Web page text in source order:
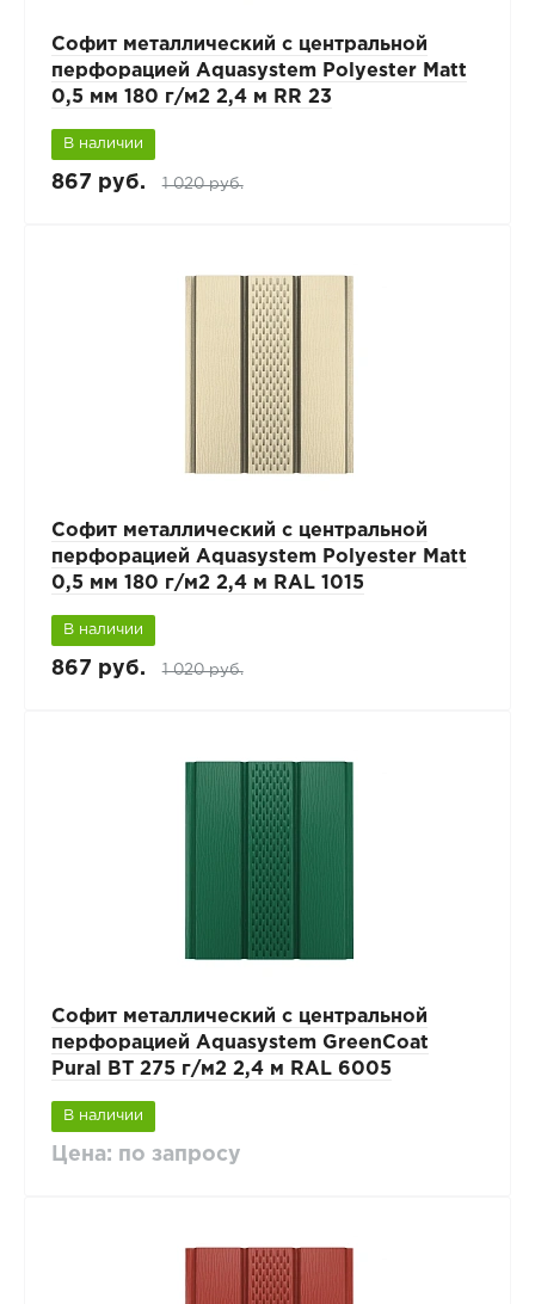
Софит металлический с центральной
перфорацией Aquasystem Polyester Matt
0,5 мм 180 г/м2 2,4 м RR 23
В наличии
867 руб. 1 020 руб.
Софит металлический с центральной
перфорацией Aquasystem Polyester Matt
0,5 мм 180 г/м2 2,4 м RAL 1015
В наличии
867 руб. 1 020 руб.
Софит металлический с центральной
перфорацией Aquasystem GreenCoat
Pural BT 275 г/м2 2,4 м RAL 6005
В наличии
Цена: по запросу